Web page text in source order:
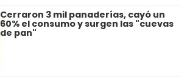
Cerraron 3 mil panaderías, cayó un
60% el consumo y surgen las "cuevas
de pan"